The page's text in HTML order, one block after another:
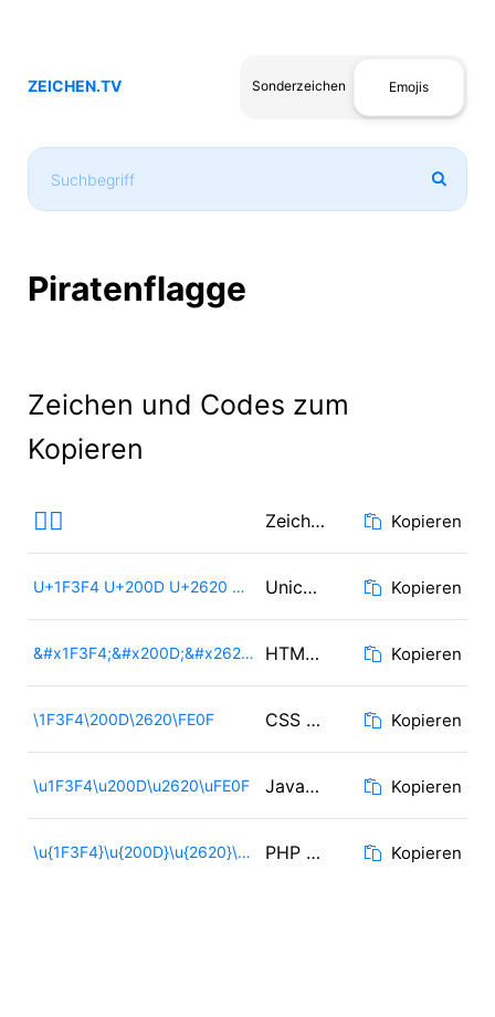
ZEICHEN.TV Sonderzeichen Emojis
Piratenflagge
Zeichen und Codes zum
Kopieren
🏴‍☠️ Zeichen Kopieren
U+1F3F4 U+200D U+2620 U+FE0F Unicode Kopieren
&#x1F3F4;&#x200D;&#x2620;&#xFE0F; HTML Code Kopieren
\1F3F4\200D\2620\FE0F CSS Code Kopieren
\u1F3F4\u200D\u2620\uFE0F JavaScript Code Kopieren
\u{1F3F4}\u{200D}\u{2620}\u{FE0F} PHP / Ruby Code Kopieren